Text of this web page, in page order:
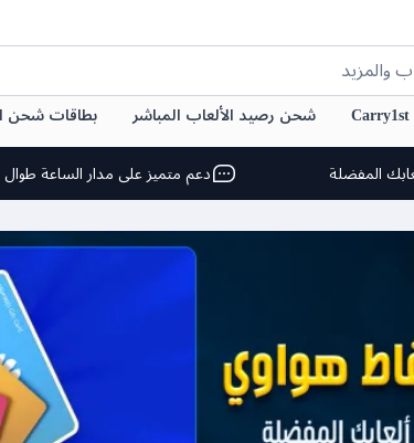
والمزيد
شحن رصيد الألعاب المباشر بطاقات شحن
المفضلة دعم متميز على مدار الساعة طوال